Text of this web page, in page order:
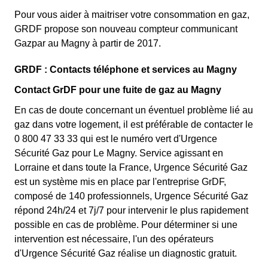
Pour vous aider à maitriser votre consommation en gaz,
GRDF propose son nouveau compteur communicant
Gazpar au Magny à partir de 2017.
GRDF : Contacts téléphone et services au Magny
Contact GrDF pour une fuite de gaz au Magny
En cas de doute concernant un éventuel problème lié au
gaz dans votre logement, il est préférable de contacter le
0 800 47 33 33 qui est le numéro vert d'Urgence
Sécurité Gaz pour Le Magny. Service agissant en
Lorraine et dans toute la France, Urgence Sécurité Gaz
est un système mis en place par l'entreprise GrDF,
composé de 140 professionnels, Urgence Sécurité Gaz
répond 24h/24 et 7j/7 pour intervenir le plus rapidement
possible en cas de problème. Pour déterminer si une
intervention est nécessaire, l'un des opérateurs
d'Urgence Sécurité Gaz réalise un diagnostic gratuit.